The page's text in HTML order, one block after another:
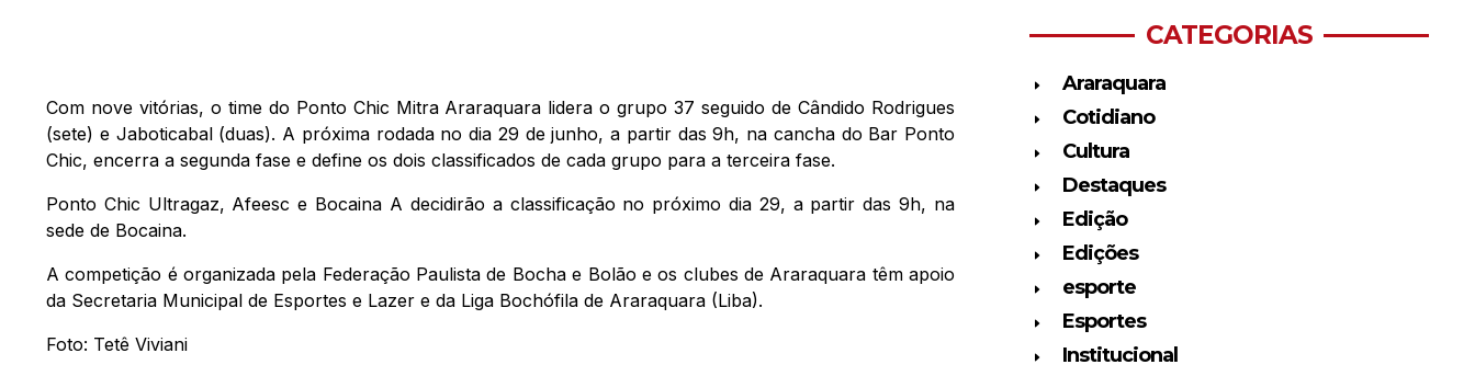
Com nove vitórias, o time do Ponto Chic Mitra Araraquara lidera o grupo 37 seguido de Cândido Rodrigues
(sete) e Jaboticabal (duas). A próxima rodada no dia 29 de junho, a partir das 9h, na cancha do Bar Ponto
Chic, encerra a segunda fase e define os dois classificados de cada grupo para a terceira fase.
Ponto Chic Ultragaz, Afeesc e Bocaina A decidirão a classificação no próximo dia 29, a partir das 9h, na
sede de Bocaina.
A competição é organizada pela Federação Paulista de Bocha e Bolão e os clubes de Araraquara têm apoio
da Secretaria Municipal de Esportes e Lazer e da Liga Bochófila de Araraquara (Liba).
Foto: Tetê Viviani
CATEGORIAS
Araraquara
Cotidiano
Cultura
Destaques
Edição
Edições
esporte
Esportes
Institucional